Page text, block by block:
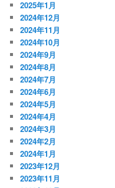
2025年1月
2024年12月
2024年11月
2024年10月
2024年9月
2024年8月
2024年7月
2024年6月
2024年5月
2024年4月
2024年3月
2024年2月
2024年1月
2023年12月
2023年11月